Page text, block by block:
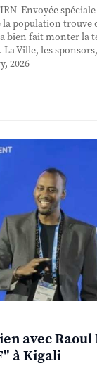
Envoyée spéciale
population trouve
bien fait monter la
Ville, les
2026
avec Raoul
à Kigali